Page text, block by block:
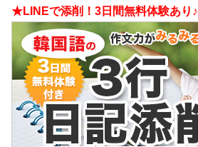
★LINEで添削！3日間無料体験あり♪